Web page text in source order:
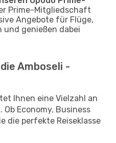
Prime-Mitgliedschaft
Angebote für Flüge,
und genießen dabei
Amboseli -
Ihnen eine Vielzahl an
Economy, Business
die perfekte Reiseklasse